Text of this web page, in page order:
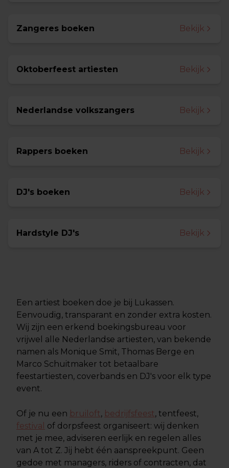
Zangeres boeken Bekijk
Oktoberfeest artiesten Bekijk
Nederlandse volkszangers Bekijk
Rappers boeken Bekijk
DJ's boeken Bekijk
Hardstyle DJ's Bekijk
Een artiest boeken doe je bij Lukassen.
Eenvoudig, transparant en zonder extra kosten.
Wij zijn een erkend boekingsbureau voor
vrijwel alle Nederlandse artiesten, van bekende
namen als Monique Smit, Thomas Berge en
Marco Schuitmaker tot betaalbare
feestartiesten, coverbands en DJ's voor elk type
event.
Of je nu een bruiloft, bedrijfsfeest, tentfeest,
festival of dorpsfeest organiseert: wij denken
met je mee, adviseren eerlijk en regelen alles
van A tot Z. Jij hebt één aanspreekpunt. Geen
gedoe met managers, riders of contracten, dat